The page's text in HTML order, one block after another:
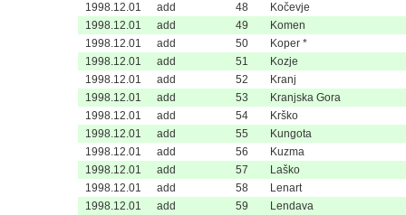
1998.12.01
add 48
Kočevje
1998.12.01
add 49
Komen
1998.12.01
add 50
Koper *
1998.12.01
add 51
Kozje
1998.12.01
add 52
Kranj
1998.12.01
add 53
Kranjska Gora
1998.12.01
add 54
Krško
1998.12.01
add 55
Kungota
1998.12.01
add 56
Kuzma
1998.12.01
add 57
Laško
1998.12.01
add 58
Lenart
1998.12.01
add 59
Lendava